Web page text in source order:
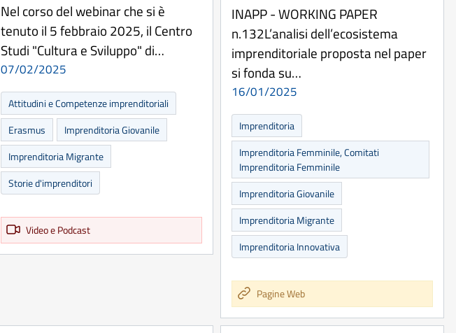
Nel corso del webinar che si è
tenuto il 5 febbraio 2025, il Centro
Studi "Cultura e Sviluppo" di…
07/02/2025
Video e Podcast
Attitudini e Competenze imprenditoriali
Erasmus
Imprenditoria Giovanile
Imprenditoria Migrante
Storie d'imprenditori
INAPP - WORKING PAPER
n.132L’analisi dell’ecosistema
imprenditoriale proposta nel paper
si fonda su…
16/01/2025
Pagine Web
Imprenditoria
Imprenditoria Femminile, Comitati
Imprenditoria Femminile
Imprenditoria Giovanile
Imprenditoria Migrante
Imprenditoria Innovativa